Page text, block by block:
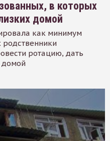
в которых
домой
как минимум
родственники
ротацию, дать
домой